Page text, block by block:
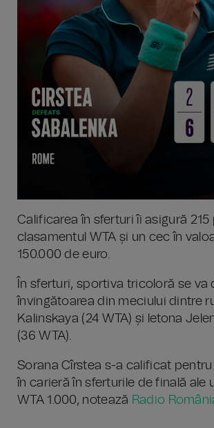
Calificarea în sferturi îi asigură 215
clasamentul WTA și un cec în
150.000 de euro.
În sferturi, sportiva tricoloră se va
învingătoarea din meciului dintre
Kalinskaya (24 WTA) și letona
(36 WTA).
Sorana Cîrstea s-a calificat pentru
în carieră în sferturile de finală ale
WTA 1.000, notează Radio